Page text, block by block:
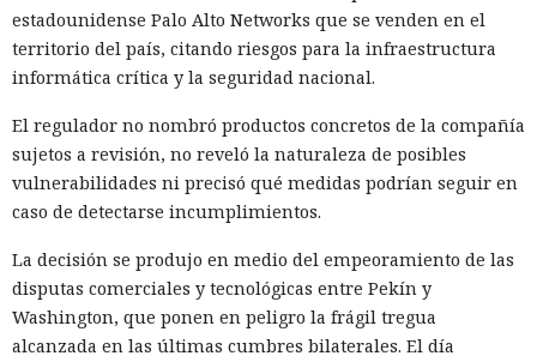
la extensión .txt o .esd la verificación del certificado se
omite. En el laboratorio renombraron la carga maliciosa
como Ghost.txt, y WSUS aceptó el archivo.
Tras el lanzamiento manual de la actualización, la estación
de trabajo de prueba instaló la carga y se conectó con éxito
al servidor de control. Con la política de descarga e
instalación automática de actualizaciones activada, ese
mismo escenario puede ocurrir sin acción del usuario. Para
automatizar la cadena, SpecterOps publicó NotWSUSpicious,
que genera las consultas SQL necesarias y permite
reproducir el ataque en una infraestructura de pruebas.
estadounidense Palo Alto Networks que se venden en el
territorio del país, citando riesgos para la infraestructura
informática crítica y la seguridad nacional.
El regulador no nombró productos concretos de la compañía
sujetos a revisión, no reveló la naturaleza de posibles
vulnerabilidades ni precisó qué medidas podrían seguir en
caso de detectarse incumplimientos.
La decisión se produjo en medio del empeoramiento de las
disputas comerciales y tecnológicas entre Pekín y
Washington, que ponen en peligro la frágil tregua
alcanzada en las últimas cumbres bilaterales. El día